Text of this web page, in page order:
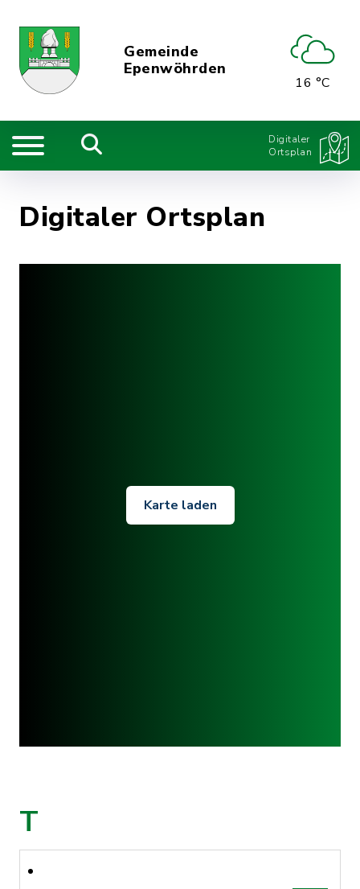
Gemeinde
Epenwöhrden
16 °C
Digitaler
Ortsplan
Digitaler Ortsplan
Karte laden
T